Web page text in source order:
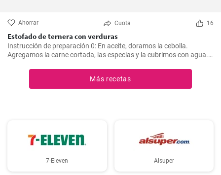
Ahorrar Cuota 16
Estofado de ternera con verduras
Instrucción de preparación 0: En aceite, doramos la cebolla.
Agregamos la carne cortada, las especias y la cubrimos con agua.
el puré y cocinamos hasta que todo esté suave. Finalmente
agregamos la crema y dejamos que hierva.
Más recetas
7-Eleven Alsuper